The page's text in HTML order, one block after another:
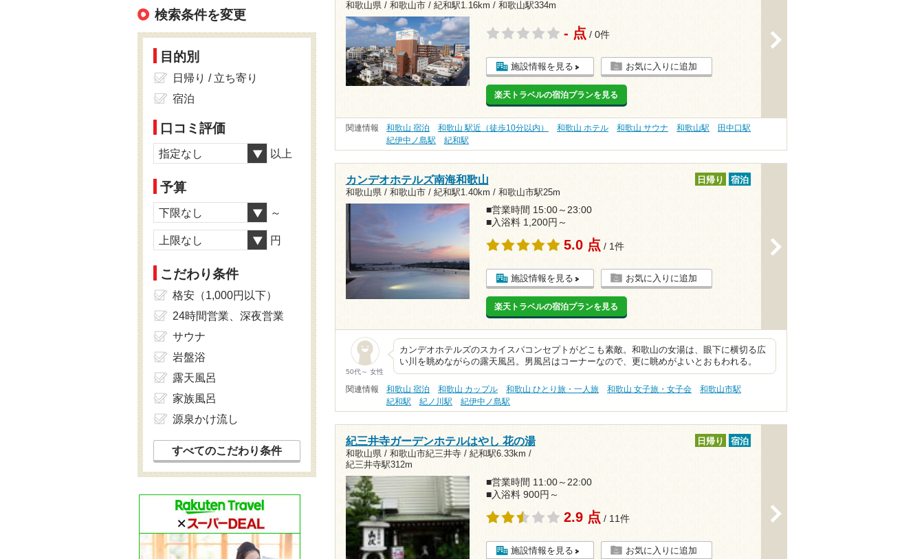
和歌山県 / 和歌山市 / 紀和駅1.16km / 和歌山駅334m
- 点 / 0件
施設情報を見る お気に入りに追加
楽天トラベルの宿泊プランを見る
関連情報 和歌山 宿泊 和歌山 駅近（徒歩10分以内） 和歌山 ホテル 和歌山 サウナ 和歌山駅
田中口駅
紀伊中ノ島駅
紀和駅
カンデオホテルズ南海和歌山
和歌山県 / 和歌山市 / 紀和駅1.40km / 和歌山市駅25m
日帰り 宿泊
■営業時間 15:00～23:00
■入浴料 1,200円～
5.0 点 / 1件
施設情報を見る お気に入りに追加
楽天トラベルの宿泊プランを見る
50代～ 女性
カンデオホテルズのスカイスパコンセプトがどこも素敵。和歌山の女湯は、眼下に横切る広
い川を眺めながらの露天風呂。男風呂はコーナーなので、更に眺めがよいとおもわれる。
関連情報 和歌山 宿泊 和歌山 カップル 和歌山 ひとり旅・一人旅 和歌山 女子旅・女子会
和歌山市駅
紀和駅
紀ノ川駅 紀伊中ノ島駅
紀三井寺ガーデンホテルはやし 花の湯
和歌山県 / 和歌山市紀三井寺 / 紀和駅6.33km /
紀三井寺駅312m
日帰り 宿泊
■営業時間 11:00～22:00
■入浴料 900円～
2.9 点 / 11件
施設情報を見る お気に入りに追加
検索条件を変更
目的別
日帰り / 立ち寄り
宿泊
口コミ評価
指定なし 以上
予算
下限なし ～
上限なし 円
こだわり条件
格安（1,000円以下）
24時間営業、深夜営業
サウナ
岩盤浴
露天風呂
家族風呂
源泉かけ流し
すべてのこだわり条件